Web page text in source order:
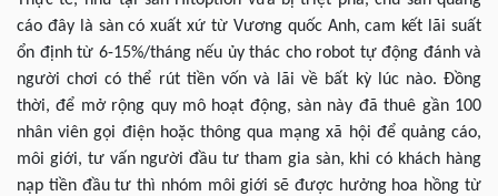
cáo đây là sàn có xuất xứ từ Vương quốc Anh, cam kết lãi suất
ổn định từ 6-15%/tháng nếu ủy thác cho robot tự động đánh và
người chơi có thể rút tiền vốn và lãi về bất kỳ lúc nào. Đồng
thời, để mở rộng quy mô hoạt động, sàn này đã thuê gần 100
nhân viên gọi điện hoặc thông qua mạng xã hội để quảng cáo,
môi giới, tư vấn người đầu tư tham gia sàn, khi có khách hàng
nạp tiền đầu tư thì nhóm môi giới sẽ được hưởng hoa hồng từ